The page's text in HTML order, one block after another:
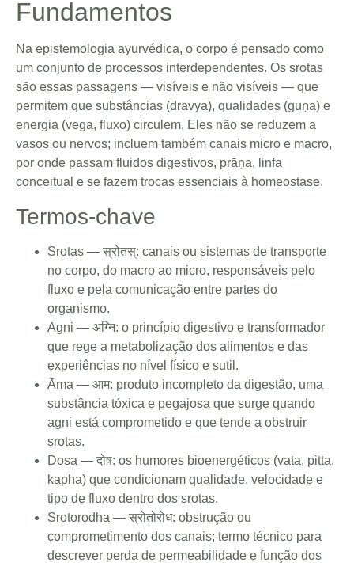
Fundamentos
Na epistemologia ayurvédica, o corpo é pensado como
um conjunto de processos interdependentes. Os srotas
são essas passagens — visíveis e não visíveis — que
permitem que substâncias (dravya), qualidades (guṇa) e
energia (vega, fluxo) circulem. Eles não se reduzem a
vasos ou nervos; incluem também canais micro e macro,
por onde passam fluidos digestivos, prāṇa, linfa
conceitual e se fazem trocas essenciais à homeostase.
Termos-chave
Srotas — स्रोतस्: canais ou sistemas de transporte
no corpo, do macro ao micro, responsáveis pelo
fluxo e pela comunicação entre partes do
organismo.
Agni — अग्नि: o princípio digestivo e transformador
que rege a metabolização dos alimentos e das
experiências no nível físico e sutil.
Āma — आम: produto incompleto da digestão, uma
substância tóxica e pegajosa que surge quando
agni está comprometido e que tende a obstruir
srotas.
Doṣa — दोष: os humores bioenergéticos (vata, pitta,
kapha) que condicionam qualidade, velocidade e
tipo de fluxo dentro dos srotas.
Srotorodha — स्रोतोरोध: obstrução ou
comprometimento dos canais; termo técnico para
descrever perda de permeabilidade e função dos